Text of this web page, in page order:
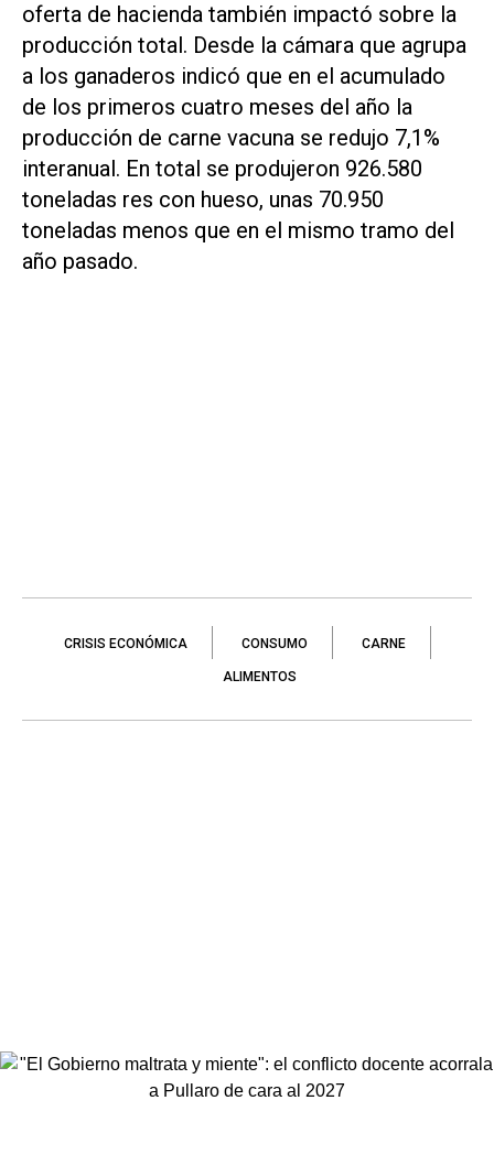
oferta de hacienda también impactó sobre la
producción total. Desde la cámara que agrupa
a los ganaderos indicó que en el acumulado
de los primeros cuatro meses del año la
producción de carne vacuna se redujo 7,1%
interanual. En total se produjeron 926.580
toneladas res con hueso, unas 70.950
toneladas menos que en el mismo tramo del
año pasado.
CRISIS ECONÓMICA CONSUMO CARNE
ALIMENTOS